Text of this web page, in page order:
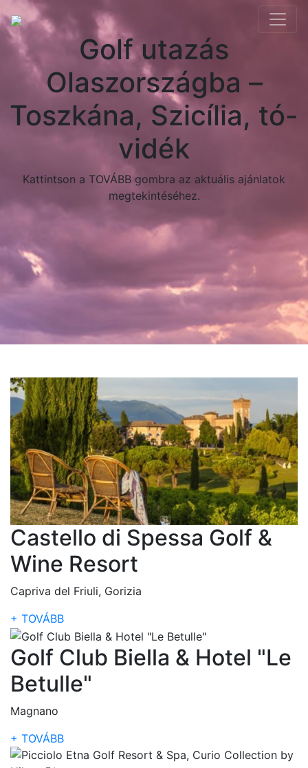
Golf utazás
Olaszországba –
Toszkána, Szicília, tó-
vidék
Kattintson a TOVÁBB gombra az aktuális ajánlatok
megtekintéséhez.
Castello di Spessa Golf &
Wine Resort
Capriva del Friuli, Gorizia
+ TOVÁBB
Golf Club Biella & Hotel "Le
Betulle"
Magnano
+ TOVÁBB